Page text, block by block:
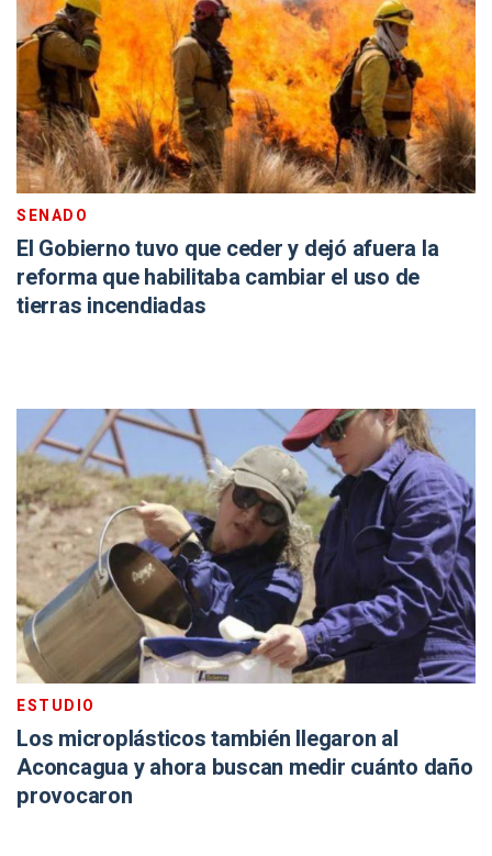
SENADO
El Gobierno tuvo que ceder y dejó afuera la
reforma que habilitaba cambiar el uso de
tierras incendiadas
ESTUDIO
Los microplásticos también llegaron al
Aconcagua y ahora buscan medir cuánto daño
provocaron